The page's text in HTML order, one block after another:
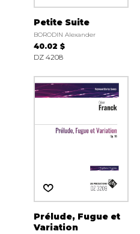
Petite Suite
BORODIN Alexander
40.02 $
DZ 4208
Prélude, Fugue et
Variation